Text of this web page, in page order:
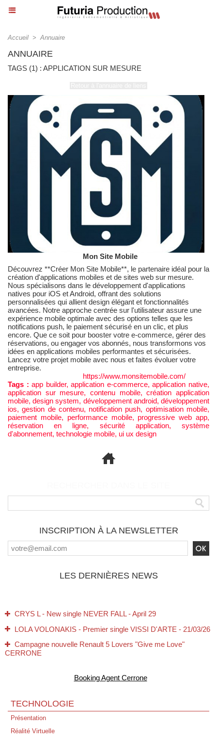
Accueil > Annuaire
ANNUAIRE
TAGS (1) : APPLICATION SUR MESURE
Mon Site Mobile
Découvrez **Créer Mon Site Mobile**, le partenaire idéal pour la
création d'applications mobiles et de sites web sur mesure.
Nous spécialisons dans le développement d'applications
natives pour iOS et Android, offrant des solutions
personnalisées qui allient design élégant et fonctionnalités
avancées. Notre approche centrée sur l'utilisateur assure une
expérience mobile optimale avec des options telles que les
notifications push, le paiement sécurisé en un clic, et plus
encore. Que ce soit pour booster votre e-commerce, gérer des
réservations, ou engager vos abonnés, nous transformons vos
idées en applications mobiles performantes et sécurisées.
Lancez votre projet mobile avec nous et faites évoluer votre
entreprise.
https://www.monsitemobile.com/
Tags :app builder, application e-commerce, application native,
application sur mesure, contenu mobile, création application
mobile, design system, développement android, développement
ios, gestion de contenu, notification push, optimisation mobile,
paiement mobile, performance mobile, progressive web app,
réservation en ligne, sécurité application,
système
d'abonnement, technologie mobile, ui ux design
INSCRIPTION À LA NEWSLETTER
LES DERNIÈRES NEWS
CRYS L - New single NEVER FALL - April 29
LOLA VOLONAKIS - Premier single VISSI D'ARTE - 21/03/26
Campagne nouvelle Renault 5 Lovers "Give me Love"
CERRONE
Jamiroquai/Cerrone - 02 Arena London - 15/12/25
10 novembre 1995 → 10 novembre 2025 Futuria Production à
30 Ans !
Expo Entre Rave et Réalité - Bibliothèque Nationale de LYON
Booking Agent Cerrone
TECHNOLOGIE
Présentation
Réalité Virtuelle